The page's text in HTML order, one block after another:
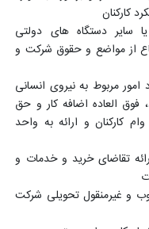
کارکنان
سایر دستگاه های دولتی
از مواضع و حقوق شرکت و
امور مربوط به نیروی انسانی
فوق العاده اضافه کار و حق
کارکنان و ارائه به واحد
تقاضای خرید و خدمات و
و غیرمنقول تحویلی شرکت